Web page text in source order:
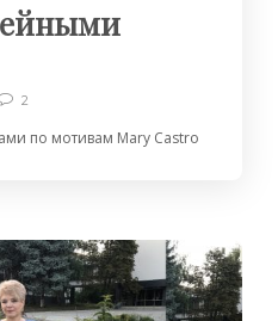
2
по мотивам Mary Castro